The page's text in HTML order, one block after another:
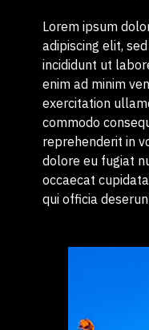
Lorem ipsum
adipiscing elit,
incididunt ut
enim ad minim
exercitation
commodo
reprehenderit in
dolore eu fugiat
occaecat
qui officia